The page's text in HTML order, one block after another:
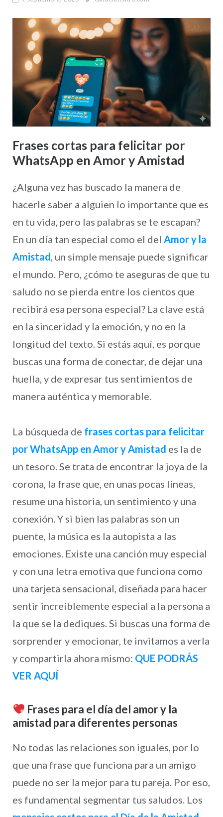
Frases cortas para felicitar por
WhatsApp en Amor y Amistad
¿Alguna vez has buscado la manera de
hacerle saber a alguien lo importante que es
en tu vida, pero las palabras se te escapan?
En un día tan especial como el del Amor y la
Amistad, un simple mensaje puede significar
el mundo. Pero, ¿cómo te aseguras de que tu
saludo no se pierda entre los cientos que
recibirá esa persona especial? La clave está
en la sinceridad y la emoción, y no en la
longitud del texto. Si estás aquí, es porque
buscas una forma de conectar, de dejar una
huella, y de expresar tus sentimientos de
manera auténtica y memorable.
La búsqueda de frases cortas para felicitar
por WhatsApp en Amor y Amistad es la de
un tesoro. Se trata de encontrar la joya de la
corona, la frase que, en unas pocas líneas,
resume una historia, un sentimiento y una
conexión. Y si bien las palabras son un
puente, la música es la autopista a las
emociones. Existe una canción muy especial
y con una letra emotiva que funciona como
una tarjeta sensacional, diseñada para hacer
sentir increíblemente especial a la persona a
la que se la dediques. Si buscas una forma de
sorprender y emocionar, te invitamos a verla
y compartirla ahora mismo: QUE PODRÁS
VER AQUÍ
Frases para el día del amor y la
amistad para diferentes personas
No todas las relaciones son iguales, por lo
que una frase que funciona para un amigo
puede no ser la mejor para tu pareja. Por eso,
es fundamental segmentar tus saludos. Los